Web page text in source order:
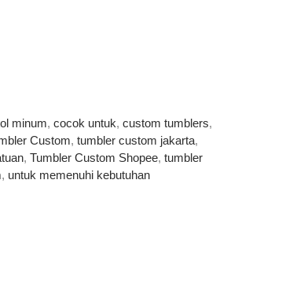
minum, cocok untuk, custom tumblers,
Custom, tumbler custom jakarta,
, Tumbler Custom Shopee, tumbler
, untuk memenuhi kebutuhan